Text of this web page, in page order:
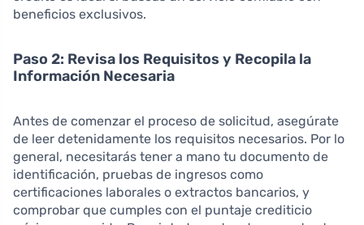
beneficios exclusivos.
Paso 2: Revisa los Requisitos y Recopila la
Información Necesaria
Antes de comenzar el proceso de solicitud, asegúrate
de leer detenidamente los requisitos necesarios. Por lo
general, necesitarás tener a mano tu documento de
identificación, pruebas de ingresos como
certificaciones laborales o extractos bancarios, y
comprobar que cumples con el puntaje crediticio